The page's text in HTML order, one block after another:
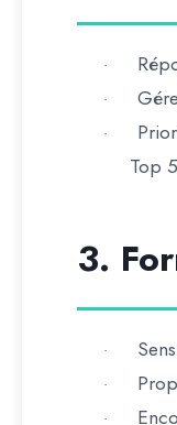
·
·
·
Top
3.
·
·
·